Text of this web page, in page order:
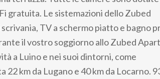
gratuita. Le sistemazioni dello Zubed
TV a schermo piatto e bagno
il vostro soggiorno allo Zubed
a Luino e nei suoi dintorni, come
km da Lugano e 40 km da Locarno.